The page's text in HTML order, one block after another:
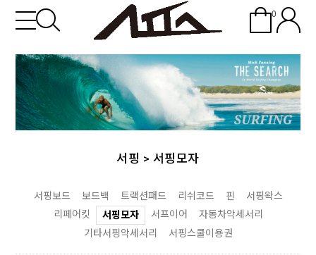
0
서핑 > 서핑모자
서핑보드 보드백 트랙션패드 리쉬코드 핀
서핑왁스
리페어킷
서핑모자 서프이어
자동차악세서리
기타서핑악세서리
서핑스쿨이용권